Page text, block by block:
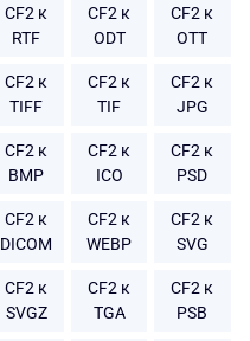
CF2 к
RTF
CF2 к
ODT
CF2 к
OTT
CF2 к
TIFF
CF2 к
TIF
CF2 к
JPG
CF2 к
BMP
CF2 к
ICO
CF2 к
PSD
CF2 к
DICOM
CF2 к
WEBP
CF2 к
SVG
CF2 к
SVGZ
CF2 к
TGA
CF2 к
PSB